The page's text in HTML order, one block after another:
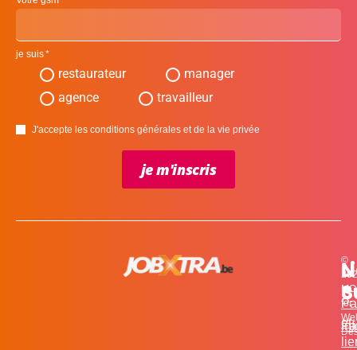
et
©
for
je suis
restaurateur
manager
agence
travailleur
J'accepte les conditions générales et de la vie privée
je m'inscris